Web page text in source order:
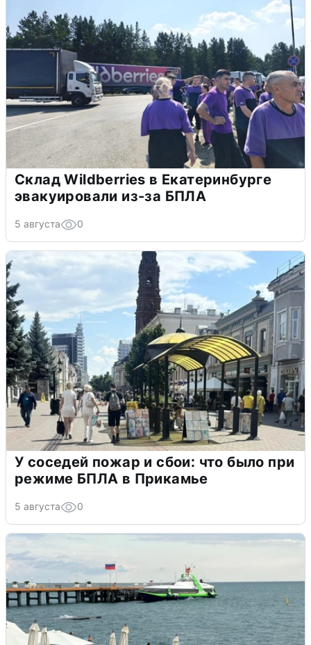
Склад Wildberries в Екатеринбурге
эвакуировали из-за БПЛА
5 августа 0
У соседей пожар и сбои: что было при
режиме БПЛА в Прикамье
5 августа 0